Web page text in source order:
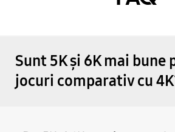
High On Life
Sunt 5K și 6K mai bune
jocuri comparativ cu